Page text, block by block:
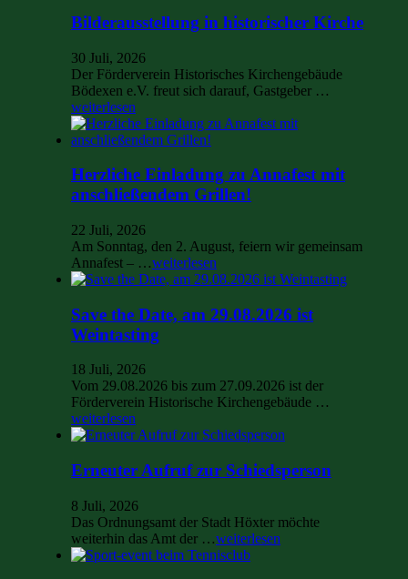
Bilderausstellung in historischer Kirche
30 Juli, 2026
Der Förderverein Historisches Kirchengebäude
Bödexen e.V. freut sich darauf, Gastgeber …
weiterlesen
Herzliche Einladung zu Annafest mit
anschließendem Grillen!
22 Juli, 2026
Am Sonntag, den 2. August, feiern wir gemeinsam
Annafest – …weiterlesen
Save the Date, am 29.08.2026 ist
Weintasting
18 Juli, 2026
Vom 29.08.2026 bis zum 27.09.2026 ist der
Förderverein Historische Kirchengebäude …
weiterlesen
Erneuter Aufruf zur Schiedsperson
8 Juli, 2026
Das Ordnungsamt der Stadt Höxter möchte
weiterhin das Amt der …weiterlesen